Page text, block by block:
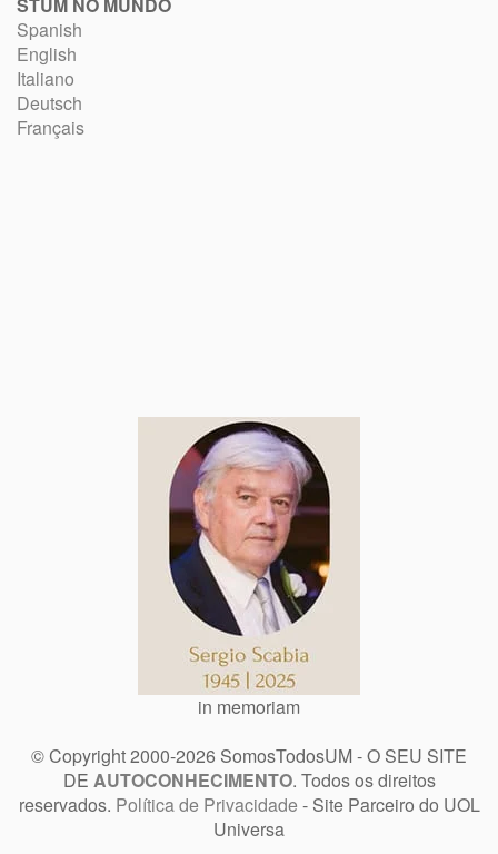
Spanish
English
Italiano
Deutsch
Français
in memoriam
© Copyright 2000-2026 SomosTodosUM - O SEU SITE
DE AUTOCONHECIMENTO. Todos os direitos
reservados. Política de Privacidade - Site Parceiro do UOL
Universa